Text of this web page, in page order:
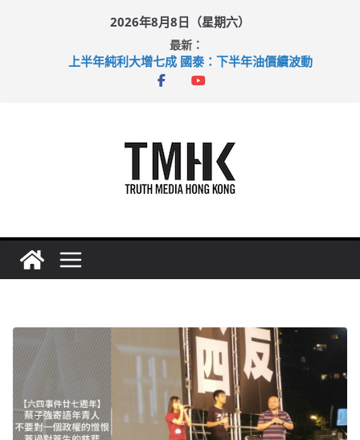
2026年8月8日（星期六）
最新：
上半年純利大增七成 國泰：下半年油價續波動
拜仁熱身賽挫維拉 啟德主場館奪錦標